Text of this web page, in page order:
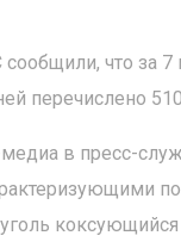
что за
перечислено
в пресс-